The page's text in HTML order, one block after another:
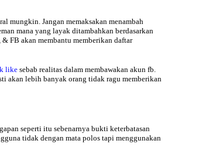
mungkin. Jangan memaksakan menambah
mana yang layak ditambahkan berdasarkan
FB akan membantu memberikan daftar
likesebab realitas dalam membawakan akun fb.
akan lebih banyak orang tidak ragu memberikan
seperti itu sebenarnya bukti keterbatasan
tidak dengan mata polos tapi menggunakan